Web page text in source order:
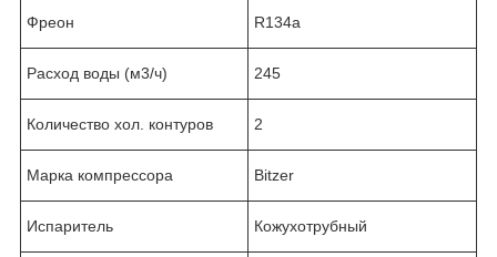
Фреон R134a
Расход воды (м3/ч) 245
Количество хол. контуров 2
Марка компрессора Bitzer
Испаритель Кожухотрубный